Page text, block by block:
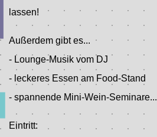
lassen!
Außerdem gibt es...
- Lounge-Musik vom DJ
- leckeres Essen am Food-Stand
- spannende Mini-Wein-Seminare...
Eintritt: